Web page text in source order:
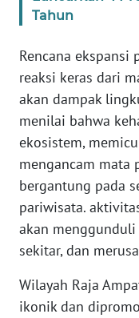
Tahun
Rencana
reaksi keras dari
akan dampak
menilai bahwa
ekosistem,
mengancam mata
bergantung pada
pariwisata.
akan
sekitar, dan
Wilayah Raja
ikonik dan
BANTEN
WN
NTT
KEPRI
WN
PAPUA
PAPUA
BARAT